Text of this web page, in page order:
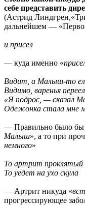
себе представить
(Астрид
дальнейшем —
и присел
— куда именно «
Видит, а Малыш-то
Видимо, варенья
«Я подрос, — сказал
Одежонка стала мне
— Правильно было бы
Малыш», а то при
немного»
То артрит проклятый
То уедет на ухо скула
— Артрит никуда «
прогрессирующее